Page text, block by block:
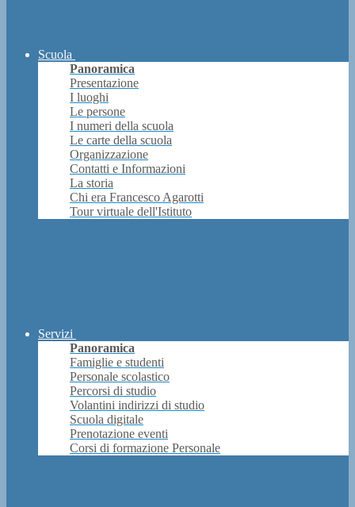
Scuola
Panoramica
Presentazione
I luoghi
Le persone
I numeri della scuola
Le carte della scuola
Organizzazione
Contatti e Informazioni
La storia
Chi era Francesco Agarotti
Tour virtuale dell'Istituto
Servizi
Panoramica
Famiglie e studenti
Personale scolastico
Percorsi di studio
Volantini indirizzi di studio
Scuola digitale
Prenotazione eventi
Corsi di formazione Personale